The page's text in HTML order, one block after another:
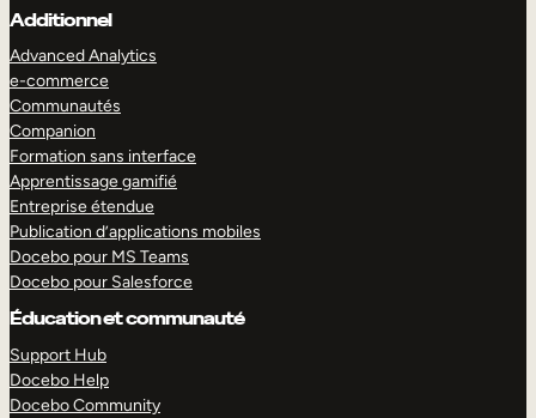
Additionnel
Advanced Analytics
e-commerce
Communautés
Companion
Formation sans interface
Apprentissage gamifié
Entreprise étendue
Publication d’applications mobiles
Docebo pour MS Teams
Docebo pour Salesforce
Éducation et communauté
Support Hub
Docebo Help
Docebo Community